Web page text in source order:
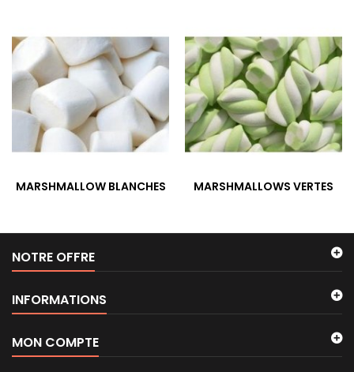
MARSHMALLOW BLANCHES MARSHMALLOWS VERTES
NOTRE OFFRE
INFORMATIONS
MON COMPTE